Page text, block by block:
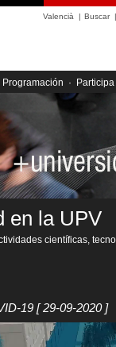
Valencià | Buscar|
Programación · Participa
en la UPV
científicas,
19 [ 29-09-2020 ]